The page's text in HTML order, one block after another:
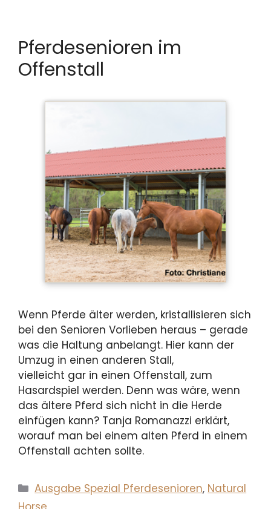
Pferdesenioren im
Offenstall
Wenn Pferde älter werden, kristallisieren sich
bei den Senioren Vorlieben heraus – gerade
was die Haltung anbelangt. Hier kann der
Umzug in einen anderen Stall,
vielleicht gar in einen Offenstall, zum
Hasardspiel werden. Denn was wäre, wenn
das ältere Pferd sich nicht in die Herde
einfügen kann? Tanja Romanazzi erklärt,
worauf man bei einem alten Pferd in einem
Offenstall achten sollte.
Kategorien
Ausgabe Spezial Pferdesenioren, Natural